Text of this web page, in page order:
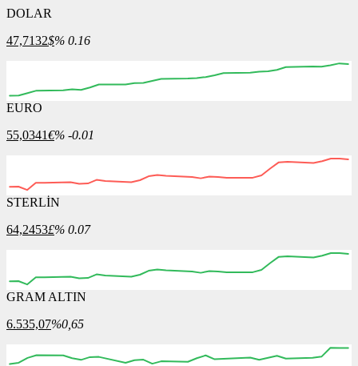
DOLAR
47,7132$% 0.16
EURO
55,0341€% -0.01
00:00
STERLİN
64,2453£% 0.07
00:00 00:00
GRAM ALTIN
6.535,07%0,65